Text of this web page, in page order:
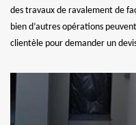
des travaux de ravalement de
bien d’autres opérations
clientèle pour demander un